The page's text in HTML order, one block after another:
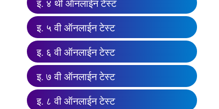
इ. ४ थी ऑनलाईन टेस्ट
इ. ५ वी ऑनलाईन टेस्ट
इ. ६ वी ऑनलाईन टेस्ट
इ. ७ वी ऑनलाईन टेस्ट
इ. ८ वी ऑनलाईन टेस्ट